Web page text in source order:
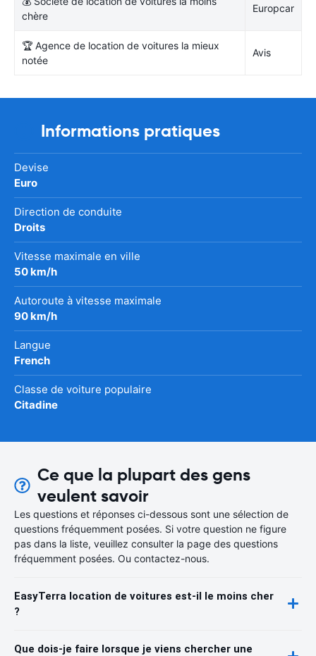
chère
Europcar
🏆 Agence de location de voitures la mieux
notée
Avis
Informations pratiques
Devise
Euro
Direction de conduite
Droits
Vitesse maximale en ville
50 km/h
Autoroute à vitesse maximale
90 km/h
Langue
French
Classe de voiture populaire
Citadine
Ce que la plupart des gens
veulent savoir
Les questions et réponses ci-dessous sont une sélection de
questions fréquemment posées. Si votre question ne figure
pas dans la liste, veuillez consulter la page des questions
fréquemment posées. Ou contactez-nous.
EasyTerra location de voitures est-il le moins cher
?
Que dois-je faire lorsque je viens chercher une